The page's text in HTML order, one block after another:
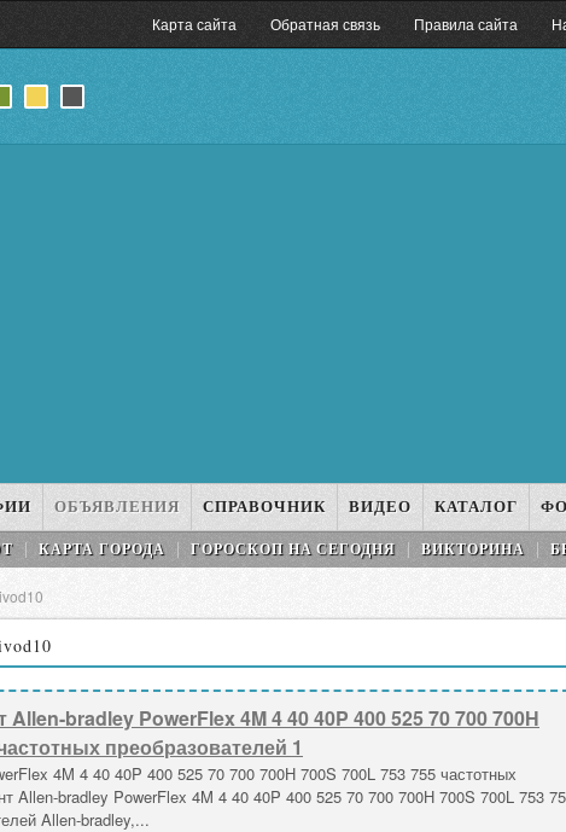
Карта сайта Обратная связь Правила сайта
ОБЪЯВЛЕНИЯ СПРАВОЧНИК ВИДЕО КАТАЛОГ
КАРТА ГОРОДА ГОРОСКОП НA СEГОДНЯ ВИКТОРИНА
bradley PowerFlex 4M 4 40 40P 400 525 70 700 700Н
преобразователей 1
4M 4 40 40P 400 525 70 700 700Н 700S 700L 753 755 частотных
Allen-bradley PowerFlex 4M 4 40 40P 400 525 70 700 700Н 700S 700L 753
Allen-bradley,...